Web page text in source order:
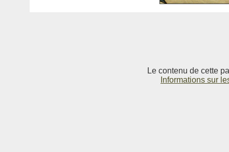
Le contenu de cette
Informations sur